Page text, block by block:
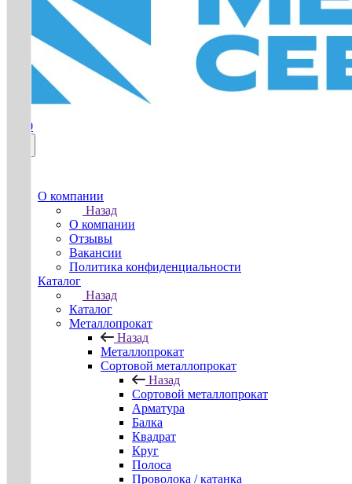
0
О компании
Назад
О компании
Отзывы
Вакансии
Политика конфиденциальности
Каталог
Назад
Каталог
Металлопрокат
Назад
Металлопрокат
Сортовой металлопрокат
Назад
Сортовой металлопрокат
Арматура
Балка
Квадрат
Круг
Полоса
Проволока / катанка